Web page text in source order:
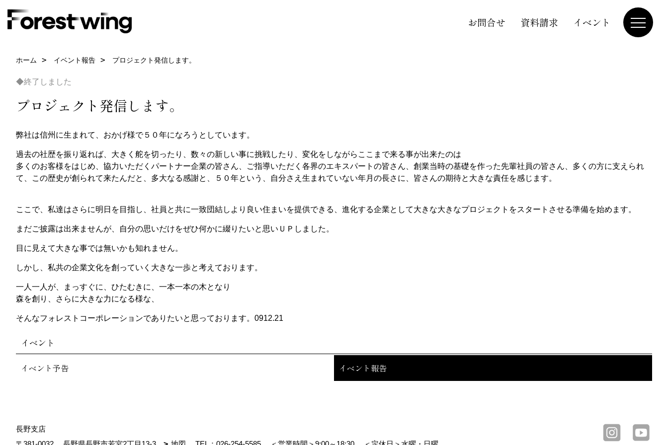
お問合せ 資料請求 イベント
ホーム イベント報告 プロジェクト発信します。
◆終了しました
プロジェクト発信します。
弊社は信州に生まれて、おかげ様で５０年になろうとしています。
過去の社歴を振り返れば、大きく舵を切ったり、数々の新しい事に挑戦したり、変化をしながらここまで来る事が出来たのは
多くのお客様をはじめ、協力いただくパートナー企業の皆さん、ご指導いただく各界のエキスパートの皆さん、創業当時の基礎を作った先輩社員の皆さん、多くの方に支えられ
て、この歴史が創られて来たんだと、多大なる感謝と、５０年という、自分さえ生まれていない年月の長さに、皆さんの期待と大きな責任を感じます。
ここで、私達はさらに明日を目指し、社員と共に一致団結しより良い住まいを提供できる、進化する企業として大きな大きなプロジェクトをスタートさせる準備を始めます。
まだご披露は出来ませんが、自分の思いだけをぜひ何かに綴りたいと思いＵＰしました。
目に見えて大きな事では無いかも知れません。
しかし、私共の企業文化を創っていく大きな一歩と考えております。
一人一人が、まっすぐに、ひたむきに、一本一本の木となり
森を創り、さらに大きな力になる様な、
そんなフォレストコーポレーションでありたいと思っております。0912.21
イベント
イベント予告 イベント報告
長野支店